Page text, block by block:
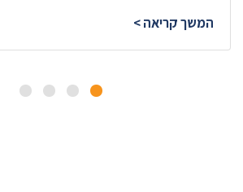
המשך קריאה >